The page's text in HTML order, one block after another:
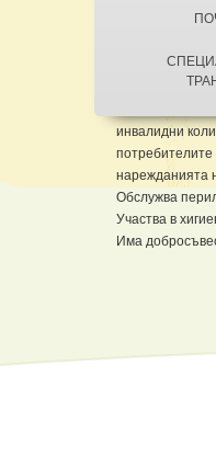
Организира
столова на
Извършва
инвалидни
нарежданията
Обслужва
Участва в
Има